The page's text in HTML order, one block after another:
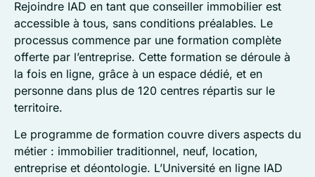
Rejoindre IAD en tant que conseiller immobilier est
accessible à tous, sans conditions préalables. Le
processus commence par une formation complète
offerte par l’entreprise. Cette formation se déroule à
la fois en ligne, grâce à un espace dédié, et en
personne dans plus de 120 centres répartis sur le
territoire.
Le programme de formation couvre divers aspects du
métier : immobilier traditionnel, neuf, location,
entreprise et déontologie. L’Université en ligne IAD